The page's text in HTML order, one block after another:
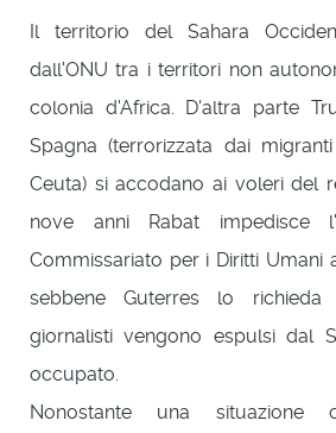
Il territorio del Sahara
dall'ONU tra i territori non
colonia d'Africa. D'altra parte
Spagna (terrorizzata dai
Ceuta) si accodano ai voleri del
nove anni Rabat impedisce
Commissariato per i Diritti Umani
sebbene Guterres lo richieda
giornalisti vengono espulsi dal
occupato.
Nonostante una situazione